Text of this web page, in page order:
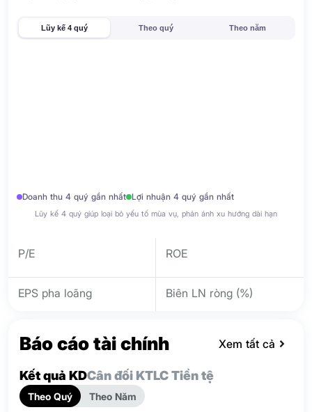
Lũy kế 4 quý Theo quý Theo năm
Doanh thu 4 quý gần nhất Lợi nhuận 4 quý gần nhất
Lũy kế 4 quý giúp loại bỏ yếu tố mùa vụ, phản ánh xu hướng dài hạn
P/E ROE
EPS pha loãng Biên LN ròng (%)
Báo cáo tài chính Xem tất cả
Kết quả KDCân đối KTLC Tiền tệ
Theo Quý Theo Năm